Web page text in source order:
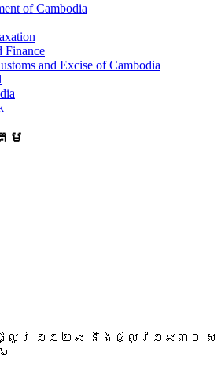
of Cambodia
Finance
and Excise of Cambodia
ម
ផ្លូវ ១១២៩ និងផ្លូវ១៩៣០ ស